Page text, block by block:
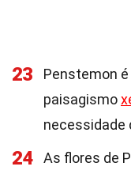
23
Penstemon
paisagismo
necessidade
24
As flores de